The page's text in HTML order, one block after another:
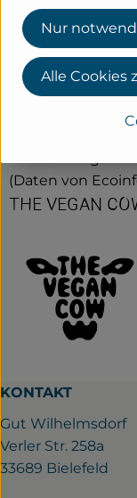
THE VEGAN
D 22765 Hamburg
(Daten von
THE VEGAN
KONTAKT
Gut Wilhelmsdorf
Verler Str. 258a
33689 Bielefeld
Nur
Alle Cookies